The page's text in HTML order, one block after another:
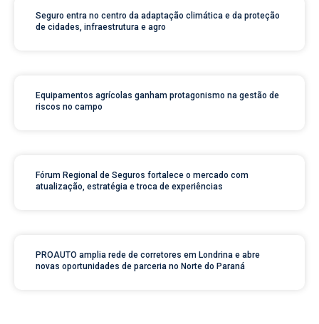
Seguro entra no centro da adaptação climática e da proteção
de cidades, infraestrutura e agro
Equipamentos agrícolas ganham protagonismo na gestão de
riscos no campo
Fórum Regional de Seguros fortalece o mercado com
atualização, estratégia e troca de experiências
PROAUTO amplia rede de corretores em Londrina e abre
novas oportunidades de parceria no Norte do Paraná